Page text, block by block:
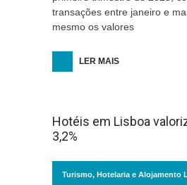
transações entre janeiro e
mesmo os valores
LER MAIS
Hotéis em Lisboa
3,2%
Turismo, Hotelaria e Alojamento